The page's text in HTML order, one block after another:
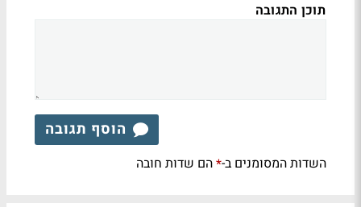
תוכן התגובה
הוסף תגובה
השדות המסומנים ב-*הם שדות חובה